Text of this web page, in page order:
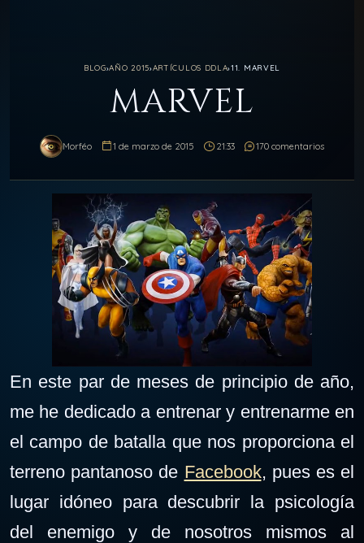
BLOG›AÑO 2015›ARTÍCULOS DDLA›11. MARVEL
MARVEL
Morféo 1 de marzo de 2015 21:33 170 comentarios
En este par de meses de principio de año,
me he dedicado a entrenar y entrenarme en
el campo de batalla que nos proporciona el
terreno pantanoso de Facebook, pues es el
lugar idóneo para descubrir la psicología
del enemigo y de nosotros mismos al